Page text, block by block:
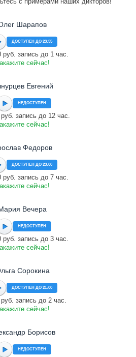
Шарапов
ДОСТУПЕН ДО 23:55
руб. запись до 1 час.
сейчас!
Евгений
НЕДОСТУПЕН
запись до 12 час.
сейчас!
Федоров
ДОСТУПЕН ДО 23:00
руб. запись до 7 час.
сейчас!
Вечера
НЕДОСТУПЕН
руб. запись до 3 час.
сейчас!
Сорокина
ДОСТУПЕН ДО 21:00
запись до 2 час.
сейчас!
Борисов
НЕДОСТУПЕН